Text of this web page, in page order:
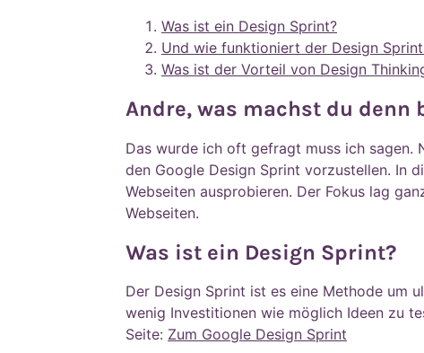
Was ist ein Design Sprint?
Und wie funktioniert der Design
Was ist der Vorteil von Design
Andre, was machst du denn
Das wurde ich oft gefragt muss ich sagen.
den Google Design Sprint vorzustellen. In
Webseiten ausprobieren. Der Fokus lag
Webseiten.
Was ist ein Design Sprint?
Der Design Sprint ist es eine Methode um
wenig Investitionen wie möglich Ideen zu
Seite: Zum Google Design Sprint